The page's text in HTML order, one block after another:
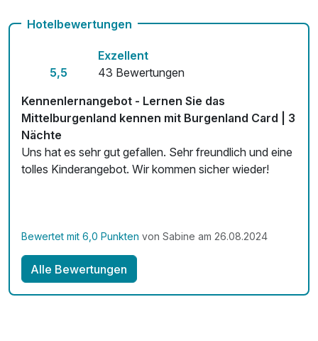
Fahrradverleih
Hotelbewertungen
5,5
Exzellent
43 Bewertungen
Kennenlernangebot - Lernen Sie das
Mittelburgenland kennen mit Burgenland Card | 3
Nächte
Uns hat es sehr gut gefallen. Sehr freundlich und eine
tolles Kinderangebot. Wir kommen sicher wieder!
Bewertet mit 6,0 Punkten von Sabine am 26.08.2024
Alle Bewertungen